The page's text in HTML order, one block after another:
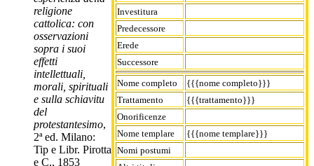
Investitura
Predecessore
Erede
Successore
Nome completo
{{{nome completo}}}
Trattamento
{{{trattamento}}}
Onorificenze
Nome templare
{{{nome templare}}}
Nomi postumi
religione
cattolica: con
osservazioni
sopra i suoi
effetti
intellettuali,
morali, spirituali
e sulla schiavitu
del
protestantesimo,
2ª ed. Milano:
Tip e Libr. Pirotta
e C., 1853